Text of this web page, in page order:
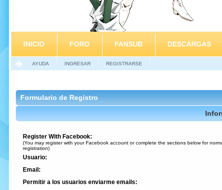
INICIO FORO FANSUB DESCARGAS
AYUDA INGRESAR REGISTRARSE
Formulario de Registro
Register With Facebook:
(You may register with your Facebook account or complete the sections below for
registration)
Usuario:
Email:
Permitir a los usuarios enviarme emails: